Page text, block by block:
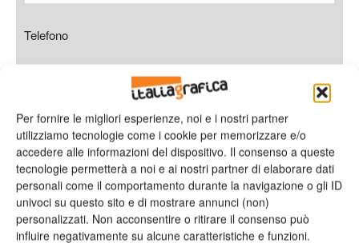
Per fornire le migliori esperienze, noi e i nostri partner
utilizziamo tecnologie come i cookie per memorizzare e/o
accedere alle informazioni del dispositivo. Il consenso a queste
tecnologie permetterà a noi e ai nostri partner di elaborare dati
personali come il comportamento durante la navigazione o gli ID
univoci su questo sito e di mostrare annunci (non)
personalizzati. Non acconsentire o ritirare il consenso può
influire negativamente su alcune caratteristiche e funzioni.
Telefono
Oggetto
Messaggio